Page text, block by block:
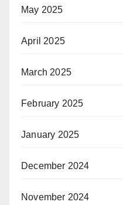
May 2025
April 2025
March 2025
February 2025
January 2025
December 2024
November 2024